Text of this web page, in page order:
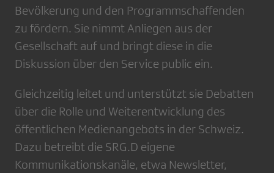
Bevölkerung und den Programmschaffenden
zu fördern. Sie nimmt Anliegen aus der
Gesellschaft auf und bringt diese in die
Diskussion über den Service public ein.
Gleichzeitig leitet und unterstützt sie Debatten
über die Rolle und Weiterentwicklung des
öffentlichen Medienangebots in der Schweiz.
Dazu betreibt die SRG.D eigene
Kommunikationskanäle, etwa Newsletter,